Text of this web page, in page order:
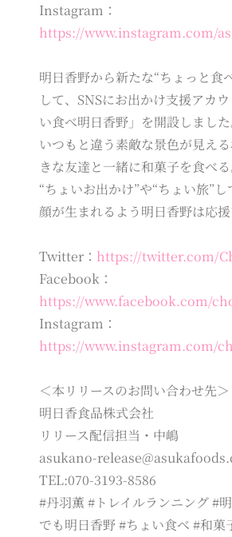
Instagram：
https://www.instagram.com/
明日香野から新たな“ちょっと食
して、SNSにお出かけ支援アカ
い食べ明日香野」を開設しました
いつもと違う素敵な景色が見え
きな友達と一緒に和菓子を食べる
“ちょいお出かけ”や“ちょい旅”
顔が生まれるよう明日香野は応援
Twitter： https://twitter.com/
Facebook：
https://www.facebook.com/
Instagram：
https://www.instagram.com/
＜本リリースのお問い合わせ先＞
明日香食品株式会社
リリース配信担当・中嶋
asukano-
TEL:070-3193-8586
#丹羽薫 #トレイルランニング #
でも明日香野 #ちょい食べ #和菓